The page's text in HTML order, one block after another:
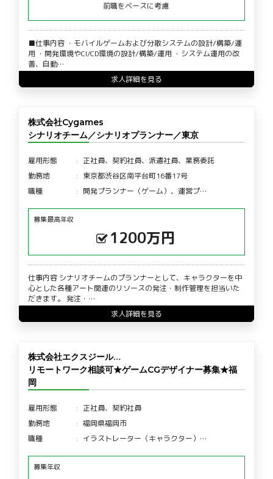
前職をベースに考慮
■仕事内容 ・モバイルゲームおよび分散システムの設計/構築/運
用 ・開発環境やCI/CD環境の設計/構築/運用 ・システム運用の改
善、自動…
求人詳細を見る
株式会社Cygames
シナリオチーム／シナリオプランナー／東京
雇用形態
正社員、契約社員、派遣社員、業務委託
勤務地
東京都渋谷区南平台町16番17号
職種
開発プランナー（ゲーム）、運営プ…
募集最高年収
1200万円
仕事内容 シナリオチームのプランナーとして、キャラクターを中
心とした各種アート関連のリソースの発注・制作管理を担当いた
だきます。 発注・…
求人詳細を見る
株式会社エクスジール…
リモートワーク相談可★ゲームCGデザイナー募集★福
岡
雇用形態
正社員、契約社員
勤務地
福岡県福岡市
職種
イラストレーター（キャラクター）…
募集年収